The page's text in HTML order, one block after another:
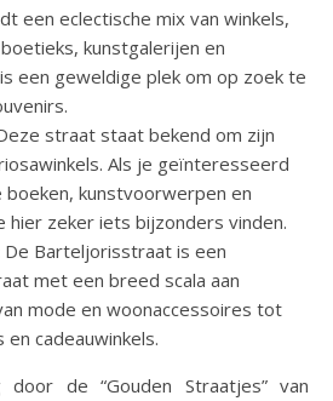
een eclectische mix van winkels,
kunstgalerijen en
een geweldige plek om op zoek te
straat staat bekend om zijn
Als je geïnteresseerd
boeken, kunstvoorwerpen en
hier zeker iets bijzonders vinden.
De Barteljorisstraat is een
met een breed scala aan
mode en woonaccessoires tot
cadeauwinkels.
door de “Gouden Straatjes” van